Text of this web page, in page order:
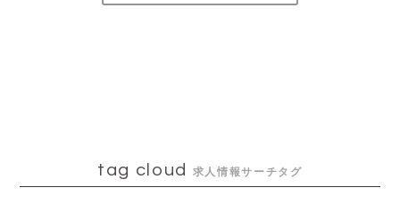
tag cloud 求人情報サーチタグ